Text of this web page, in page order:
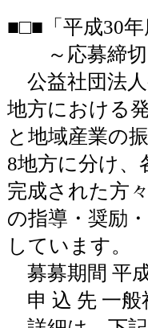
■□■「平成30
～応募締切
公益社団法人
地方における
と地域産業の
8地方に分け、
完成された方
の指導・奨励
しています。
募募期間 平
申 込 先 一